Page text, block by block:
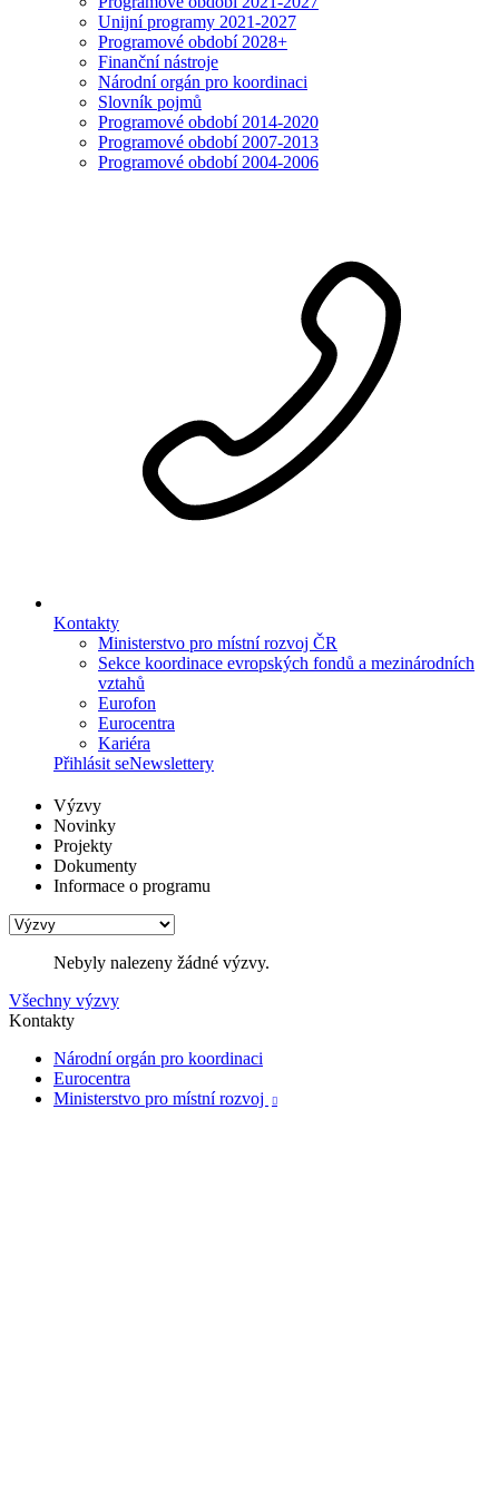
Unijní programy 2021-2027
Programové období 2028+
Finanční nástroje
Národní orgán pro koordinaci
Slovník pojmů
Programové období 2014-2020
Programové období 2007-2013
Programové období 2004-2006
Kontakty
Ministerstvo pro místní rozvoj ČR
Sekce koordinace evropských fondů a mezinárodních
vztahů
Eurofon
Eurocentra
Kariéra
Přihlásit seNewslettery
Výzvy
Novinky
Projekty
Dokumenty
Informace o programu
Nebyly nalezeny žádné výzvy.
Všechny výzvy
Kontakty
Národní orgán pro koordinaci
Eurocentra
Ministerstvo pro místní rozvoj
